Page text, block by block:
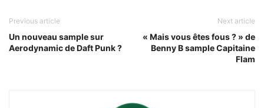
Previous article
Un nouveau sample sur
Aerodynamic de Daft Punk ?
Next article
« Mais vous êtes fous ? » de
Benny B sample Capitaine
Flam